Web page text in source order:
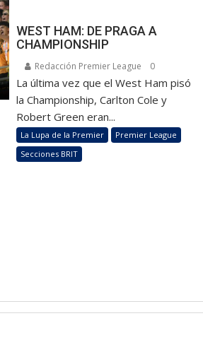
WEST HAM: DE PRAGA A
CHAMPIONSHIP
Redacción Premier League 0
La última vez que el West Ham pisó
la Championship, Carlton Cole y
Robert Green eran...
La Lupa de la Premier
Premier League
Secciones BRIT